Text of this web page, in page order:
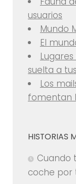
usuarios
Mundo
El
suelta a
Los
fomentan
HISTORIAS
Cuando
coche por